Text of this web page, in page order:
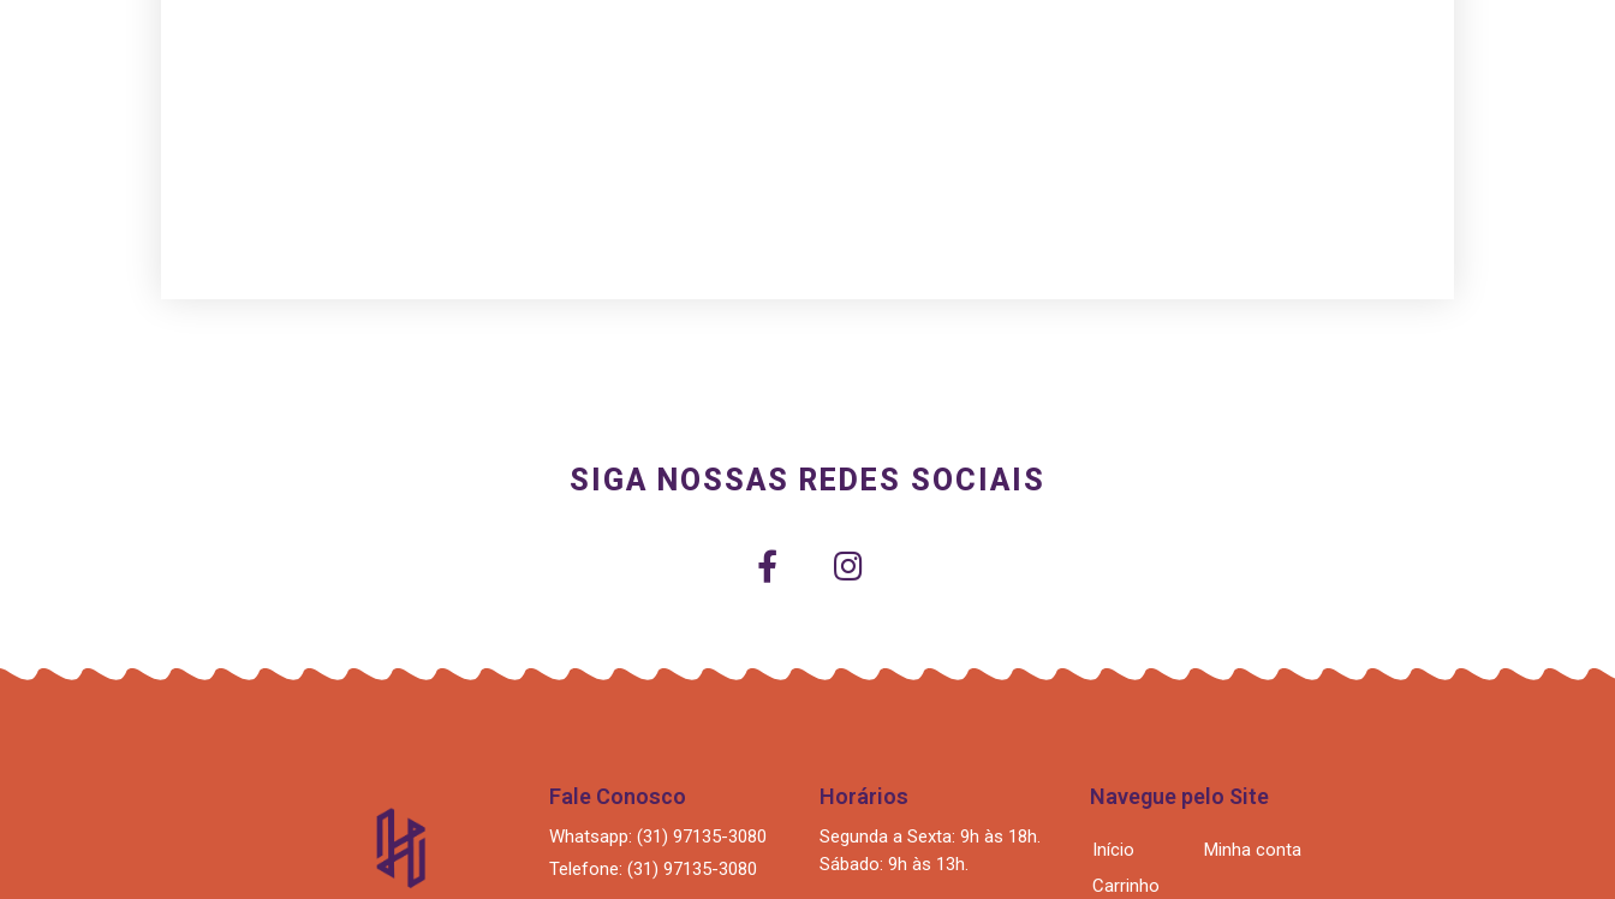
SIGA NOSSAS REDES SOCIAIS
Fale Conosco
Whatsapp: (31) 97135-3080
Telefone: (31) 97135-3080
Horários
Segunda a Sexta: 9h às 18h.
Sábado: 9h às 13h.
Navegue pelo Site
Início
Minha conta
Carrinho